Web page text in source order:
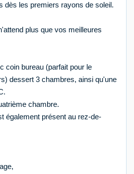
dès les premiers rayons de soleil.
plus que vos meilleures
coin bureau (parfait pour le
dessert 3 chambres, ainsi qu'une
chambre.
également présent au rez-de-